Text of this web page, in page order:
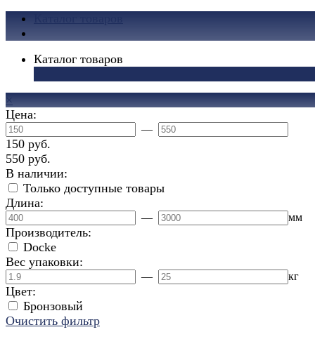
Каталог товаров
×
Цена:
—
150 руб.
550 руб.
В наличии:
Только доступные товары
Длина:
— мм
Производитель:
Docke
Вес упаковки:
— кг
Цвет:
Бронзовый
Очистить фильтр